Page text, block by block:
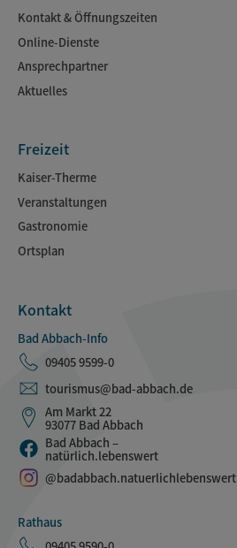
Kontakt & Öffnungszeiten
Online-Dienste
Ansprechpartner
Aktuelles
Freizeit
Kaiser-Therme
Veranstaltungen
Gastronomie
Ortsplan
Kontakt
Bad Abbach-Info
09405 9599-0
tourismus@bad-abbach.de
Am Markt 22
93077 Bad Abbach
Bad Abbach –
natürlich.lebenswert
@badabbach.natuerlichlebenswert
Rathaus